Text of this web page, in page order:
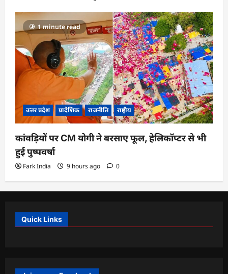
1 minute read
उत्तर प्रदेश प्रादेशिक राजनीति राष्ट्रीय
कांवड़ियों पर CM योगी ने बरसाए फूल, हेलिकॉप्टर से भी
हुई पुष्पवर्षा
Fark India 9 hours ago 0
Quick Links